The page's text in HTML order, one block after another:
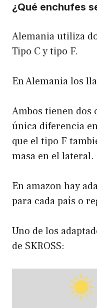
¿Qué enchufes
Alemania utiliza
Tipo C y tipo F.
En Alemania los
Ambos tienen dos
única diferencia
que el tipo F
masa en el lateral.
En amazon hay
para cada país o
Uno de los
de SKROSS: